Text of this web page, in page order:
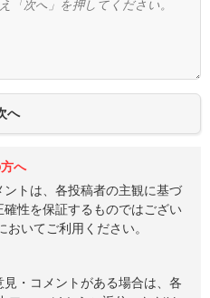
へ
トは、各投稿者の主観に基づ
性を保証するものではござい
おいてご利用ください。
・コメントがある場合は、各